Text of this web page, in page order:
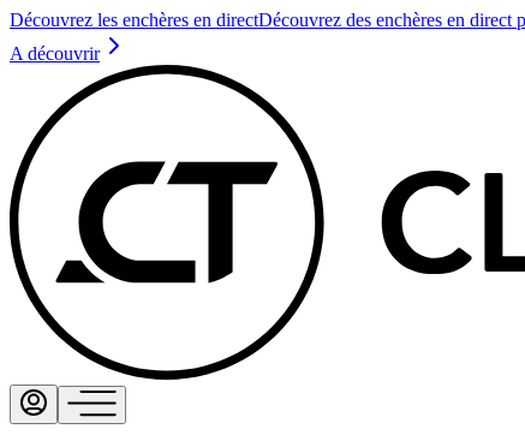
Découvrez les enchères en directDécouvrez des enchères en direct
A découvrir